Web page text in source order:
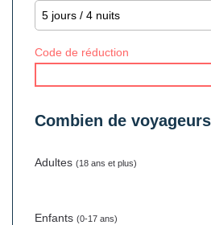
Code de réduction
Combien de
Adultes (18 ans et plus)
Enfants (0-17 ans)